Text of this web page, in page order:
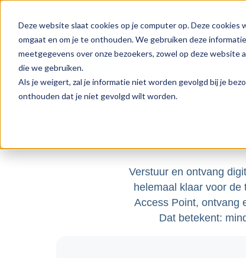
Deze website slaat cookies op je computer op. Deze
omgaat en om je te onthouden. We gebruiken deze
meetgegevens over onze bezoekers, zowel op deze website
die we gebruiken.
Als je weigert, zal je informatie niet worden gevolgd bij je
onthouden dat je niet gevolgd wilt worden.
Verstuur en ontvang
helemaal klaar voor
Access Point, ontvang
Dat betekent: